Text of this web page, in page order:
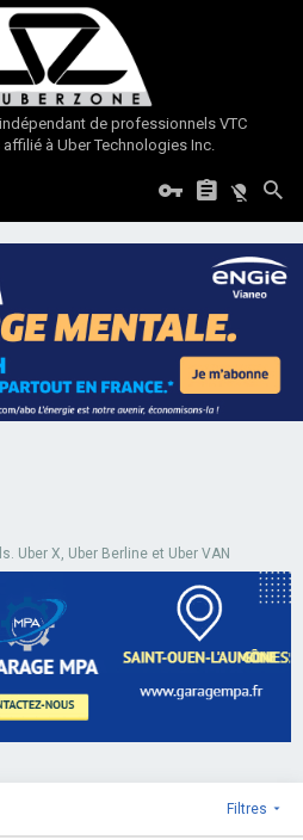
de professionnels VTC
à Uber Technologies Inc.
Uber X, Uber Berline et Uber VAN
Filtres